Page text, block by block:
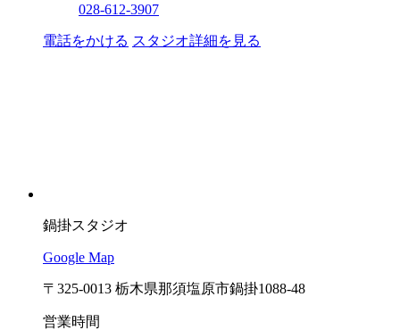
028-612-3907
電話をかける スタジオ詳細を見る
鍋掛スタジオ
Google Map
〒325-0013 栃木県那須塩原市鍋掛1088-48
営業時間